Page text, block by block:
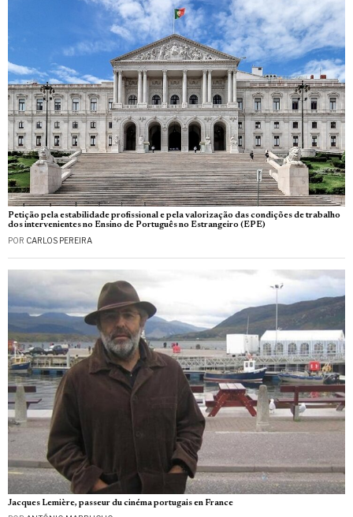
Petição pela estabilidade profissional e pela valorização das condições de trabalho
dos intervenientes no Ensino de Português no Estrangeiro (EPE)
POR CARLOS PEREIRA
Jacques Lemière, passeur du cinéma portugais en France